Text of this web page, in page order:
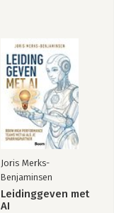
Joris Merks-
Benjaminsen
Leidinggeven met
AI